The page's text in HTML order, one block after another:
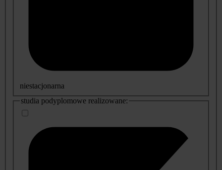
niestacjonarna
studia podyplomowe realizowane: